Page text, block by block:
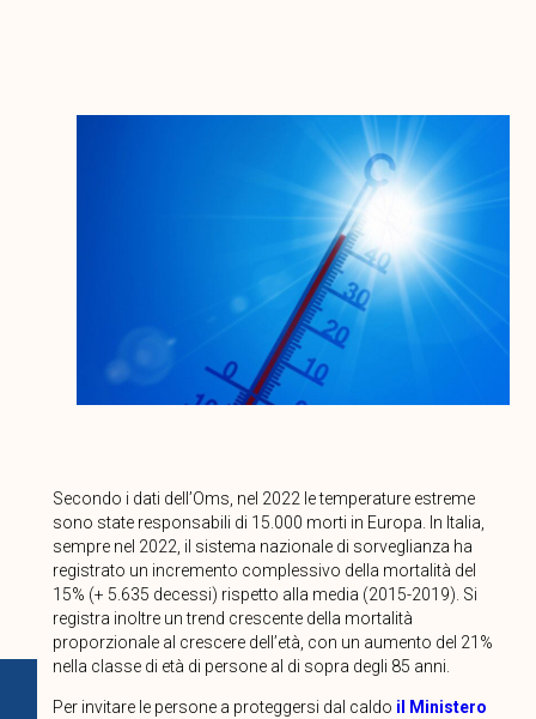
Secondo i dati dell’Oms, nel 2022 le temperature estreme
sono state responsabili di 15.000 morti in Europa. In Italia,
sempre nel 2022, il sistema nazionale di sorveglianza ha
registrato un incremento complessivo della mortalità del
15% (+ 5.635 decessi) rispetto alla media (2015-2019). Si
registra inoltre un trend crescente della mortalità
proporzionale al crescere dell’età, con un aumento del 21%
nella classe di età di persone al di sopra degli 85 anni.
Per invitare le persone a proteggersi dal caldo il Ministero